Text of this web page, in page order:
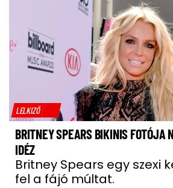
LELKIZŐ
BRITNEY SPEARS BIKINIS FOTÓJA
IDÉZ
Britney Spears egy szexi
fel a fájó múltat.